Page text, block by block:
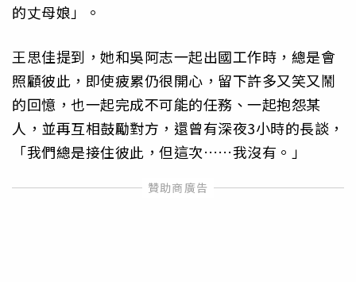
的丈母娘」。
王思佳提到，她和吳阿志一起出國工作時，總是會
照顧彼此，即使疲累仍很開心，留下許多又笑又鬧
的回憶，也一起完成不可能的任務、一起抱怨某
人，並再互相鼓勵對方，還曾有深夜3小時的長談，
「我們總是接住彼此，但這次……我沒有。」